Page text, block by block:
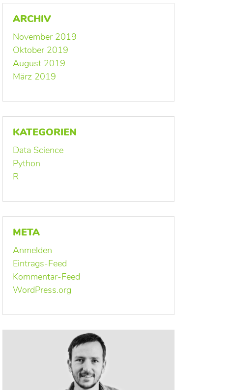
ARCHIV
November 2019
Oktober 2019
August 2019
März 2019
KATEGORIEN
Data Science
Python
R
META
Anmelden
Eintrags-Feed
Kommentar-Feed
WordPress.org